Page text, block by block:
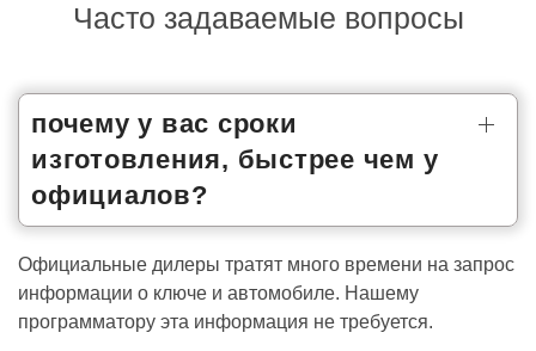
Часто задаваемые вопросы
почему у вас сроки
изготовления, быстрее чем у
официалов?
Официальные дилеры тратят много времени на запрос
информации о ключе и автомобиле. Нашему
программатору эта информация не требуется.